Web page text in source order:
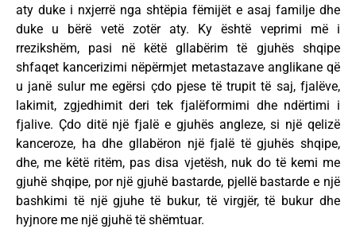
aty duke i nxjerrë nga shtëpia fëmijët e asaj familje dhe
duke u bërë vetë zotër aty. Ky është veprimi më i
rrezikshëm, pasi në këtë gllabërim të gjuhës shqipe
shfaqet kancerizimi nëpërmjet metastazave anglikane që
u janë sulur me egërsi çdo pjese të trupit të saj, fjalëve,
lakimit, zgjedhimit deri tek fjalëformimi dhe ndërtimi i
fjalive. Çdo ditë një fjalë e gjuhës angleze, si një qelizë
kanceroze, ha dhe gllabëron një fjalë të gjuhës shqipe,
dhe, me këtë ritëm, pas disa vjetësh, nuk do të kemi me
gjuhë shqipe, por një gjuhë bastarde, pjellë bastarde e një
bashkimi të një gjuhe të bukur, të virgjër, të bukur dhe
hyjnore me një gjuhë të shëmtuar.